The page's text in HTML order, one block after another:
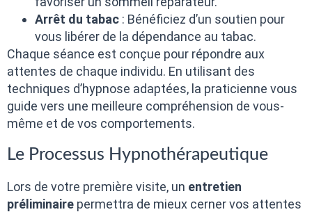
Arrêt du tabac : Bénéficiez d’un soutien pour
vous libérer de la dépendance au tabac.
Chaque séance est conçue pour répondre aux
attentes de chaque individu. En utilisant des
techniques d’hypnose adaptées, la praticienne vous
guide vers une meilleure compréhension de vous-
même et de vos comportements.
Le Processus Hypnothérapeutique
Lors de votre première visite, un entretien
préliminaire permettra de mieux cerner vos attentes